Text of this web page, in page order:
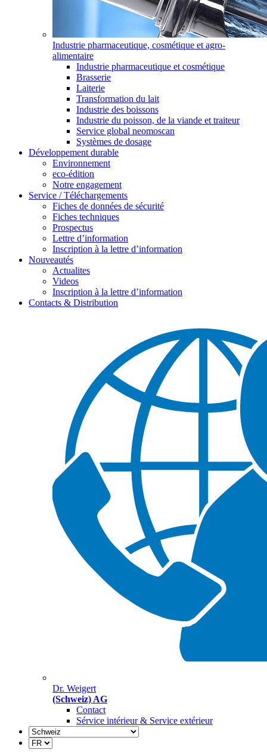
Industrie pharmaceutique, cosmétique et agro-
alimentaire
Industrie pharmaceutique et cosmétique
Brasserie
Laiterie
Transformation du lait
Industrie des boissons
Industrie du poisson, de la viande et traiteur
Service global neomoscan
Systèmes de dosage
Développement durable
Environnement
eco-édition
Notre engagement
Service / Téléchargements
Fiches de données de sécurité
Fiches techniques
Prospectus
Lettre d’information
Inscription à la lettre d’information
Nouveautés
Actualites
Videos
Inscription à la lettre d’information
Contacts & Distribution
Dr. Weigert
(Schweiz) AG
Contact
Sérvice intérieur & Service extérieur